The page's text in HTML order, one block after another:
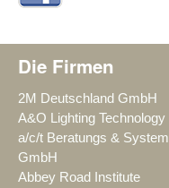
Die Firmen
2M Deutschland GmbH
A&O Lighting Technology
a/c/t Beratungs & System
GmbH
Abbey Road Institute